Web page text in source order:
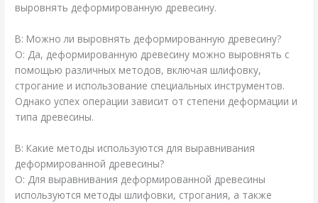
выровнять деформированную древесину.
В: Можно ли выровнять деформированную древесину?
О: Да, деформированную древесину можно выровнять с
помощью различных методов, включая шлифовку,
строгание и использование специальных инструментов.
Однако успех операции зависит от степени деформации и
типа древесины.
В: Какие методы используются для выравнивания
деформированной древесины?
О: Для выравнивания деформированной древесины
используются методы шлифовки, строгания, а также